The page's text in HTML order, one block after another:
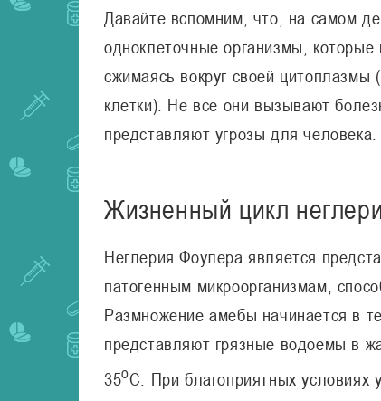
Давайте вспомним, что, на самом
одноклеточные организмы,
сжимаясь вокруг своей
клетки). Не все они вызывают
представляют угрозы для человека.
Жизненный цикл
Неглерия Фоулера является
патогенным микроорганизмам,
Размножение амебы начинается в
представляют грязные водоемы в
35оС. При благоприятных условиях